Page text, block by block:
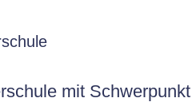
mit